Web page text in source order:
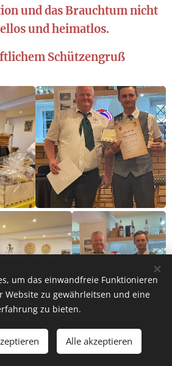
und das Brauchtum nicht
und heimatlos.
Schützengruß
gratis! Los geht´s
um das einwandfreie Funktionieren
Website zu gewährleitsen und eine
zu bieten.
Alle akzeptieren